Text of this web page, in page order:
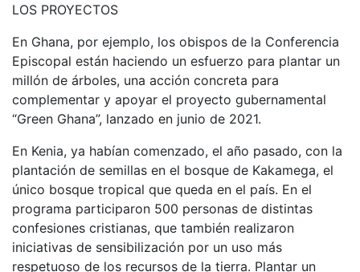
LOS PROYECTOS
En Ghana, por ejemplo, los obispos de la Conferencia
Episcopal están haciendo un esfuerzo para plantar un
millón de árboles, una acción concreta para
complementar y apoyar el proyecto gubernamental
“Green Ghana”, lanzado en junio de 2021.
En Kenia, ya habían comenzado, el año pasado, con la
plantación de semillas en el bosque de Kakamega, el
único bosque tropical que queda en el país. En el
programa participaron 500 personas de distintas
confesiones cristianas, que también realizaron
iniciativas de sensibilización por un uso más
respetuoso de los recursos de la tierra. Plantar un